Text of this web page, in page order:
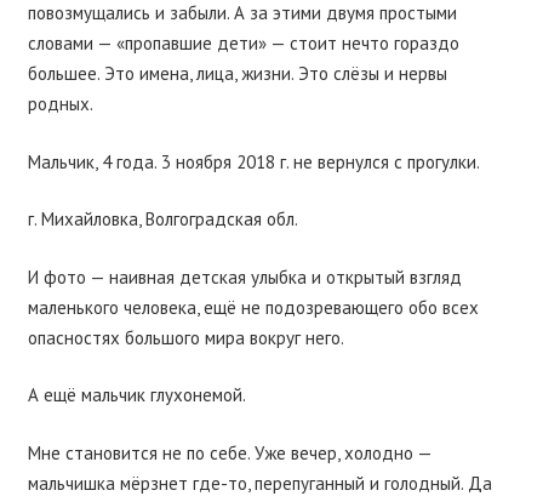
повозмущались и забыли. А за этими двумя простыми
словами — «пропавшие дети» — стоит нечто гораздо
большее. Это имена, лица, жизни. Это слёзы и нервы
родных.
Мальчик, 4 года. 3 ноября 2018 г. не вернулся с прогулки.
г. Михайловка, Волгоградская обл.
И фото — наивная детская улыбка и открытый взгляд
маленького человека, ещё не подозревающего обо всех
опасностях большого мира вокруг него.
А ещё мальчик глухонемой.
Мне становится не по себе. Уже вечер, холодно —
мальчишка мёрзнет где-то, перепуганный и голодный. Да